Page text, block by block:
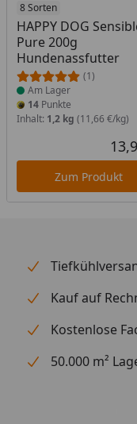
8 Sorten
HAPPY DOG
Pure 200g
Hundenassfutter
(1)
Produkt am Lager
Am Lager
14 Punkte
Inhalt: 1,2 kg (11,66 €/kg)
Zum Produkt
Kauf auf
Kostenlose
50.000 m²